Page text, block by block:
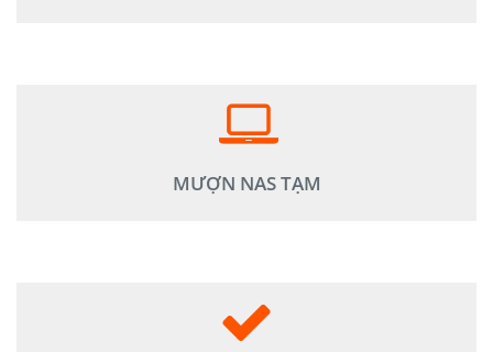
MƯỢN NAS TẠM
NAS bảo hành được xử lý trong vòng 07 - 10 ngày, Hỗ trợ
NAS thay thế nếu việc bảo hành kéo dài hơn
Khuê Tú hỗ trợ đổi trả NAS dạng hộp có giá trị dưới 10tr
trong vòng 30 ngày không cần lý do.